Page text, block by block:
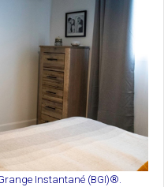
Instantané (BGI)®.